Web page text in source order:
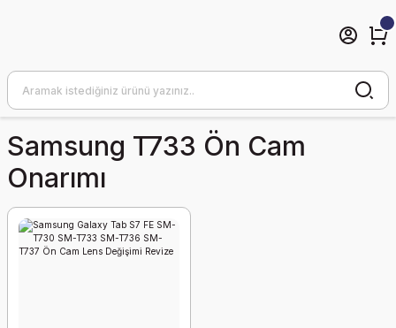
Samsung T733 Ön Cam
Onarımı